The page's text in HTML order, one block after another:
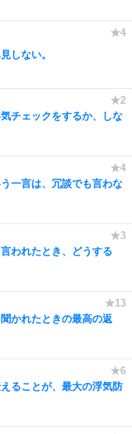
しない。
チェックをするか、しな
一言は、冗談でも言わな
われたとき、どうする
かれたときの最高の返
ることが、最大の浮気防